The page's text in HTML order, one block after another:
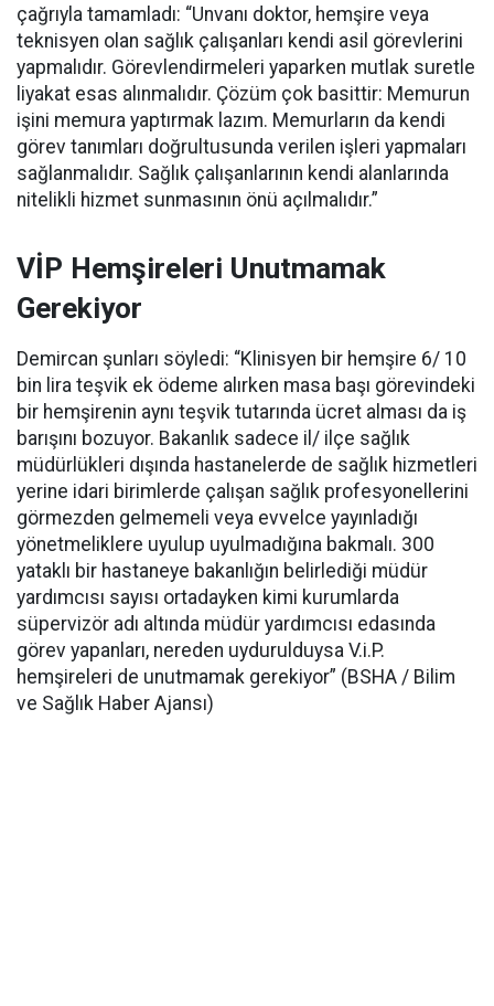
çağrıyla tamamladı: “Unvanı doktor, hemşire veya
teknisyen olan sağlık çalışanları kendi asil görevlerini
yapmalıdır. Görevlendirmeleri yaparken mutlak suretle
liyakat esas alınmalıdır. Çözüm çok basittir: Memurun
işini memura yaptırmak lazım. Memurların da kendi
görev tanımları doğrultusunda verilen işleri yapmaları
sağlanmalıdır. Sağlık çalışanlarının kendi alanlarında
nitelikli hizmet sunmasının önü açılmalıdır.”
VİP Hemşireleri Unutmamak
Gerekiyor
Demircan şunları söyledi: “Klinisyen bir hemşire 6/ 10
bin lira teşvik ek ödeme alırken masa başı görevindeki
bir hemşirenin aynı teşvik tutarında ücret alması da iş
barışını bozuyor. Bakanlık sadece il/ ilçe sağlık
müdürlükleri dışında hastanelerde de sağlık hizmetleri
yerine idari birimlerde çalışan sağlık profesyonellerini
görmezden gelmemeli veya evvelce yayınladığı
yönetmeliklere uyulup uyulmadığına bakmalı. 300
yataklı bir hastaneye bakanlığın belirlediği müdür
yardımcısı sayısı ortadayken kimi kurumlarda
süpervizör adı altında müdür yardımcısı edasında
görev yapanları, nereden uydurulduysa V.i.P.
hemşireleri de unutmamak gerekiyor” (BSHA / Bilim
ve Sağlık Haber Ajansı)